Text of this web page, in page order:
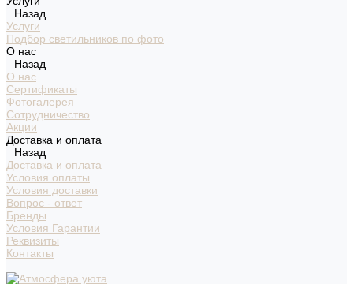
Назад
Услуги
Подбор светильников по фото
О нас
Назад
О нас
Сертификаты
Фотогалерея
Сотрудничество
Акции
Доставка и оплата
Назад
Доставка и оплата
Условия оплаты
Условия доставки
Вопрос - ответ
Бренды
Условия Гарантии
Реквизиты
Контакты